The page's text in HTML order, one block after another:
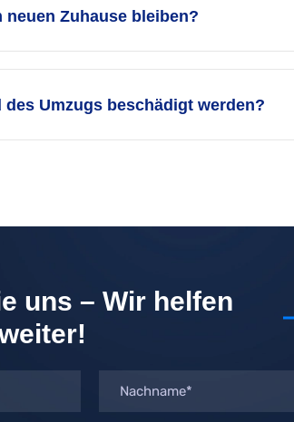
Zuhause bleiben?
Umzugs beschädigt werden?
uns – Wir helfen